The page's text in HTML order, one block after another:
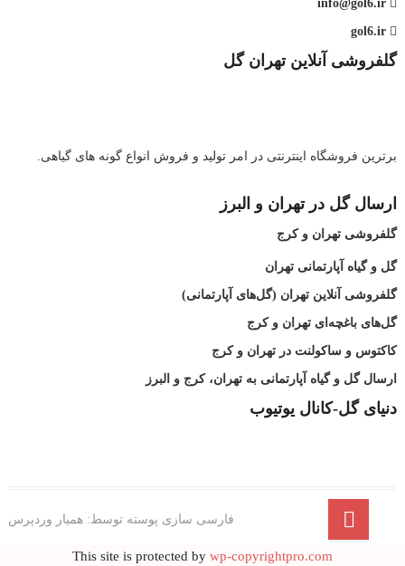
گلفروشی آنلاین تهران گل
برترین فروشگاه اینترنتی در امر تولید و فروش انواع گونه های گیاهی.
ارسال گل در تهران و البرز
گلفروشی تهران و کرج
گل و گیاه آپارتمانی تهران
گلفروشی آنلاین تهران (گل‌های آپارتمانی)
گل‌های باغچه‌ای تهران و کرج
کاکتوس و ساکولنت در تهران و کرج
ارسال گل و گیاه آپارتمانی به تهران، کرج و البرز
دنیای گل-کانال یوتیوب
فارسی سازی پوسته توسط:همیار وردپرس
This site is protected by wp-copyrightpro.com